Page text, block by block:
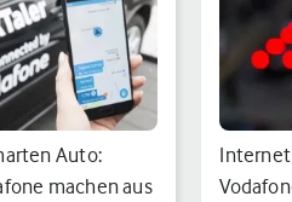
Auto:
machen aus
Internet